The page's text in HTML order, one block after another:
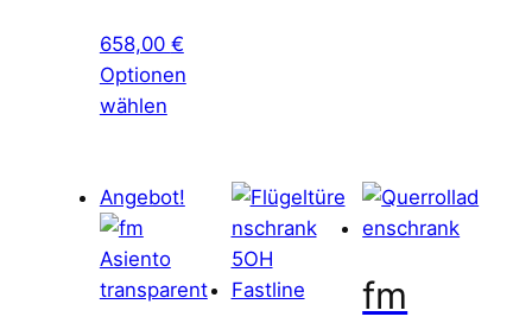
658,00 €
Optionen
wählen
Angebot!
fm